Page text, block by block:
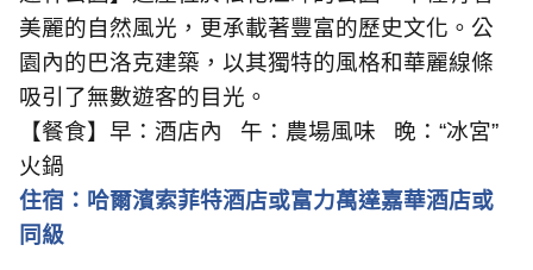
美麗的自然風光，更承載著豐富的歷史文化。公
園內的巴洛克建築，以其獨特的風格和華麗線條
吸引了無數遊客的目光。
【餐食】早：酒店內
午：農場風味
晚：“冰宮”
火鍋
住宿：哈爾濱索菲特酒店或富力萬達嘉華酒店或
同級